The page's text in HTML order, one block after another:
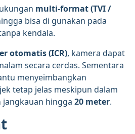
multi-format (TVI /
bisa di gunakan pada
kendala.
otomatis (ICR), kamera dapat
secara cerdas. Sementara
menyeimbangkan
tetap jelas meskipun dalam
jangkauan hingga 20 meter.